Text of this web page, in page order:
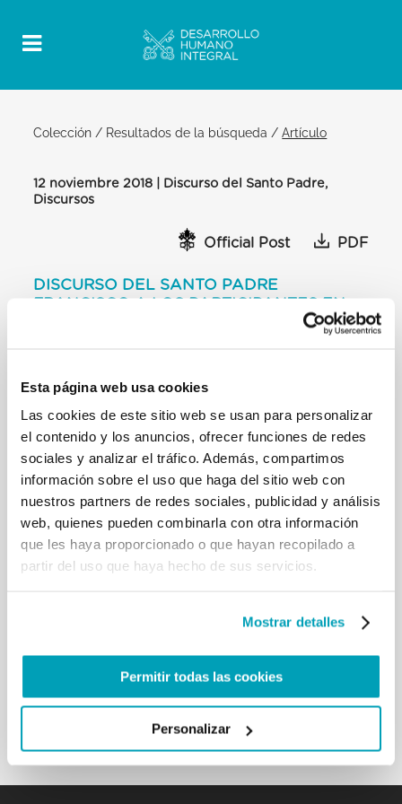
Esta página web usa cookies
Las cookies de este sitio web se usan para personalizar
el contenido y los anuncios, ofrecer funciones de redes
sociales y analizar el tráfico. Además, compartimos
información sobre el uso que haga del sitio web con
nuestros partners de redes sociales, publicidad y análisis
web, quienes pueden combinarla con otra información
que les haya proporcionado o que hayan recopilado a
partir del uso que haya hecho de sus servicios.
Mostrar detalles
Permitir todas las cookies
Personalizar
Colección / Resultados de la búsqueda /Artículo
12 noviembre 2018 | Discurso del Santo Padre,
Discursos
Official Post PDF
DISCURSO DEL SANTO PADRE
FRANCISCO A LOS PARTICIPANTES EN
SALA DEL CONSISTORIO
[…] Acojo con satisfacción el hecho de que la
Academia también se centra en los nuevos
conocimientos necesarios para hacer frente a los
flagelos de la sociedad contemporánea. Los
construcción de sus sociedades. Los derechos
universales proclamados deben convertirse en
realidad para todos, y la ciencia puede contribuir
de manera decisiva a este proceso y a romper las
colaboración en la lucha contra ese crimen de lesa
tráfico de órganos. Os acompaño en esta batalla de
la humanidad. […]
Volver a los resultados